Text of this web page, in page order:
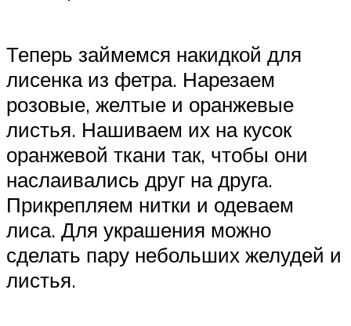
Теперь займемся накидкой для
лисенка из фетра. Нарезаем
розовые, желтые и оранжевые
листья. Нашиваем их на кусок
оранжевой ткани так, чтобы они
наслаивались друг на друга.
Прикрепляем нитки и одеваем
лиса. Для украшения можно
сделать пару небольших желудей и
листья.